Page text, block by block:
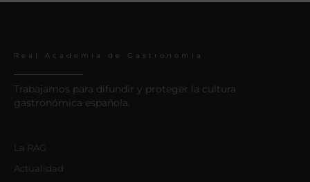
Real Academia de Gastronomía
Trabajamos para difundir y proteger la cultura
gastronómica española.
La RAG
Actualidad